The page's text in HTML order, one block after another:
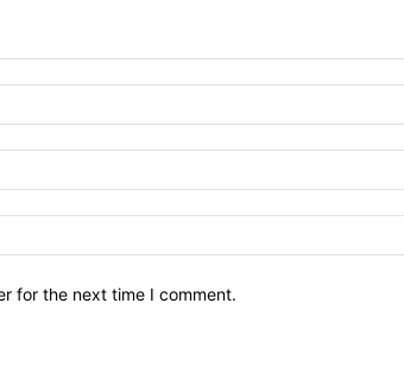
for the next time I comment.